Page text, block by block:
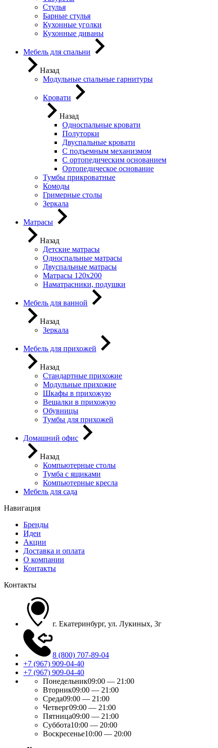
Стулья
Барные стулья
Кухонные уголки
Кухонные диваны
Мебель для спальни
Назад
Модульные спальные гарнитуры
Кровати
Назад
Односпальные кровати
Полуторки
Двуспальные кровати
С подъемным механизмом
С ортопедическим основанием
Ортопедическое основание
Тумбы прикроватные
Комоды
Гримерные столы
Зеркала
Матрасы
Назад
Детские матрасы
Односпальные матрасы
Двуспальные матрасы
Матрасы 120х200
Наматрасники, подушки
Мебель для ванной
Назад
Зеркала
Мебель для прихожей
Назад
Стандартные прихожие
Модульные прихожие
Шкафы в прихожую
Вешалки в прихожую
Обувницы
Тумбы для прихожей
Домашний офис
Назад
Компьютерные столы
Тумба с ящиками
Компьютерные кресла
Мебель для сада
Навигация
Бренды
Идеи
Акции
Доставка и оплата
О компании
Контакты
Контакты
г. Екатеринбург, ул. Лукиных, 3г
8 (800) 707-89-04
+7 (967) 909-04-40
+7 (967) 909-04-40
Понедельник09:00 — 21:00
Вторник09:00 — 21:00
Среда09:00 — 21:00
Четверг09:00 — 21:00
Пятница09:00 — 21:00
Суббота10:00 — 20:00
Воскресенье10:00 — 20:00